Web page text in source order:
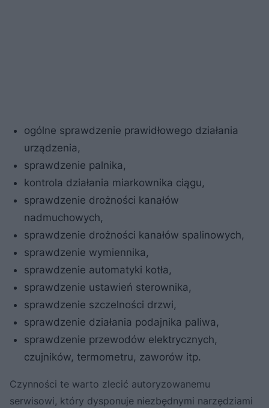
ogólne sprawdzenie prawidłowego działania
urządzenia,
sprawdzenie palnika,
kontrola działania miarkownika ciągu,
sprawdzenie drożności kanałów
nadmuchowych,
sprawdzenie drożności kanałów spalinowych,
sprawdzenie wymiennika,
sprawdzenie automatyki kotła,
sprawdzenie ustawień sterownika,
sprawdzenie szczelności drzwi,
sprawdzenie działania podajnika paliwa,
sprawdzenie przewodów elektrycznych,
czujników, termometru, zaworów itp.
Czynności te warto zlecić autoryzowanemu
serwisowi, który dysponuje niezbędnymi narzędziami